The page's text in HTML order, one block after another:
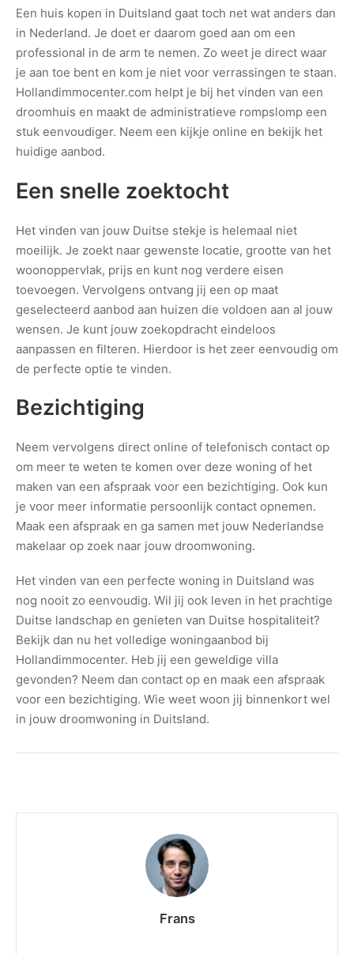
Een huis kopen in Duitsland gaat toch net wat anders dan
in Nederland. Je doet er daarom goed aan om een
professional in de arm te nemen. Zo weet je direct waar
je aan toe bent en kom je niet voor verrassingen te staan.
Hollandimmocenter.com helpt je bij het vinden van een
droomhuis en maakt de administratieve rompslomp een
stuk eenvoudiger. Neem een kijkje online en bekijk het
huidige aanbod.
Een snelle zoektocht
Het vinden van jouw Duitse stekje is helemaal niet
moeilijk. Je zoekt naar gewenste locatie, grootte van het
woonoppervlak, prijs en kunt nog verdere eisen
toevoegen. Vervolgens ontvang jij een op maat
geselecteerd aanbod aan huizen die voldoen aan al jouw
wensen. Je kunt jouw zoekopdracht eindeloos
aanpassen en filteren. Hierdoor is het zeer eenvoudig om
de perfecte optie te vinden.
Bezichtiging
Neem vervolgens direct online of telefonisch contact op
om meer te weten te komen over deze woning of het
maken van een afspraak voor een bezichtiging. Ook kun
je voor meer informatie persoonlijk contact opnemen.
Maak een afspraak en ga samen met jouw Nederlandse
makelaar op zoek naar jouw droomwoning.
Het vinden van een perfecte woning in Duitsland was
nog nooit zo eenvoudig. Wil jij ook leven in het prachtige
Duitse landschap en genieten van Duitse hospitaliteit?
Bekijk dan nu het volledige woningaanbod bij
Hollandimmocenter. Heb jij een geweldige villa
gevonden? Neem dan contact op en maak een afspraak
voor een bezichtiging. Wie weet woon jij binnenkort wel
in jouw droomwoning in Duitsland.
Frans